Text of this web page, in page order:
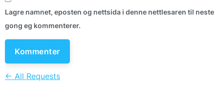
Lagre namnet, eposten og nettsida i denne nettlesaren til neste
gong eg kommenterer.
← All Requests